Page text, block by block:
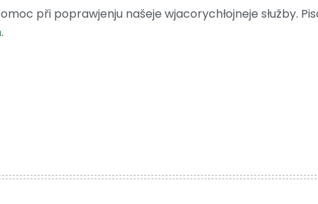
při poprawjenju našeje wjacorychłojneje słužby.
.